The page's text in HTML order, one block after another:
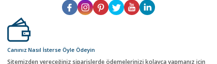
Canınız Nasıl İsterse Öyle Ödeyin
Sitemizden vereceğiniz siparişlerde ödemelerinizi kolayca yapmanız için